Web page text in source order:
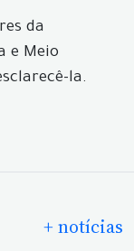
da
e Meio
la.
+ notícias